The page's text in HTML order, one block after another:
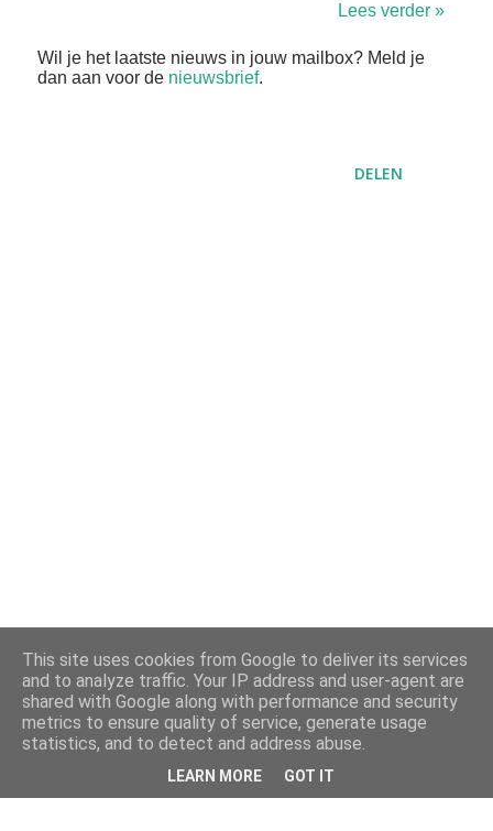
Lees verder »
Wil je het laatste nieuws in jouw mailbox? Meld je
dan aan voor de nieuwsbrief.
DELEN
This site uses cookies from Google to deliver its services
and to analyze traffic. Your IP address and user-agent are
shared with Google along with performance and security
metrics to ensure quality of service, generate usage
statistics, and to detect and address abuse.
LEARN MORE GOT IT